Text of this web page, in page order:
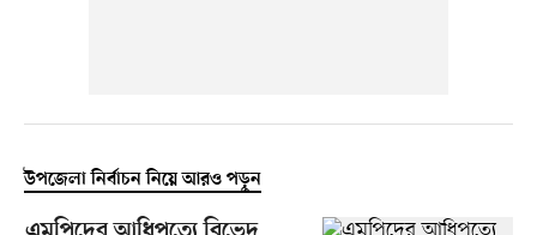
উপজেলা নির্বাচন নিয়ে আরও পড়ুন